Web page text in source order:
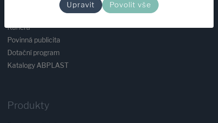
Kariéra
Povinná publicita
Dotační program
Katalogy ABPLAST
Produkty
Upravit Povolit vše